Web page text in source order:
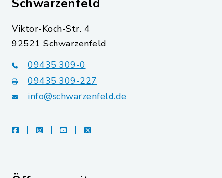
Schwarzenfeld
Viktor-Koch-Str. 4
92521 Schwarzenfeld
09435 309-0
09435 309-227
info@schwarzenfeld.de
facebookinstagramyoutubeX